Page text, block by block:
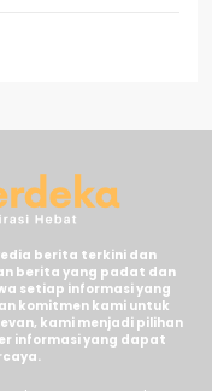
berita terkini dan
berita yang padat dan
setiap informasi yang
komitmen kami untuk
kami menjadi pilihan
informasi yang dapat